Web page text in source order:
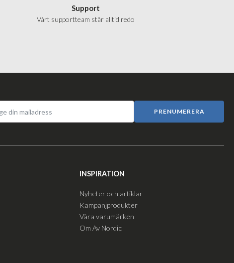
Support
Vårt supportteam står alltid redo
PRENUMERERA
INSPIRATION
Nyheter och artiklar
Kampanjprodukter
Våra varumärken
Om Av Nordic